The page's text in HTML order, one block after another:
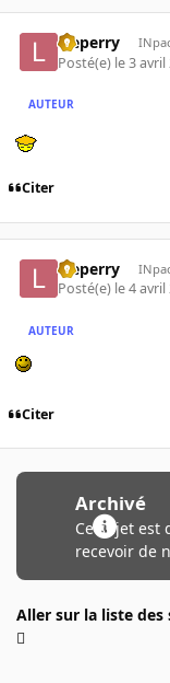
leeperry
Posté(e) le 3 avril
AUTEUR
Citer
leeperry
Posté(e) le 4 avril
AUTEUR
Citer
Archivé
Ce sujet est
recevoir de
Aller sur la liste des